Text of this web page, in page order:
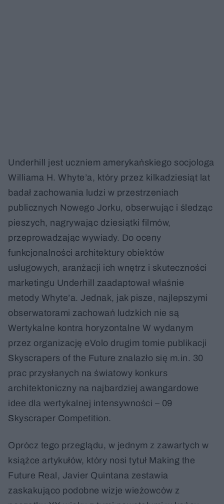
Underhill jest uczniem amerykańskiego socjologa
Williama H. Whyte’a, który przez kilkadziesiąt lat
badał zachowania ludzi w przestrzeniach
publicznych Nowego Jorku, obserwując i śledząc
pieszych, nagrywając dziesiątki filmów,
przeprowadzając wywiady. Do oceny
funkcjonalności architektury obiektów
usługowych, aranżacji ich wnętrz i skuteczności
marketingu Underhill zaadaptował właśnie
metody Whyte’a. Jednak, jak pisze, najlepszymi
obserwatorami zachowań ludzkich nie są
Wertykalne kontra horyzontalne W wydanym
przez organizację eVolo drugim tomie publikacji
Skyscrapers of the Future znalazło się m.in. 30
prac przysłanych na światowy konkurs
architektoniczny na najbardziej awangardowe
idee dla wertykalnej intensywności – 09
Skyscraper Competition.
Oprócz tego przeglądu, w jednym z zawartych w
książce artykułów, który nosi tytuł Making the
Future Real, Javier Quintana zestawia
zaskakująco podobne wizje wieżowców z